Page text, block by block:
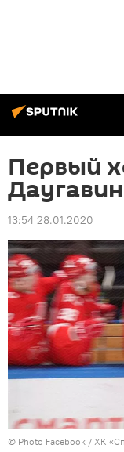
Первый
13:54 28.01.2020
© Photo Facebook / ХК